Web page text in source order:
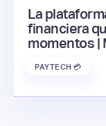
La
financiera
momentos |
PAYTECH 💳